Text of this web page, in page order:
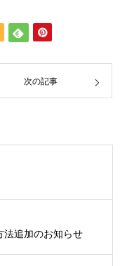
次の記事
法追加のお知らせ